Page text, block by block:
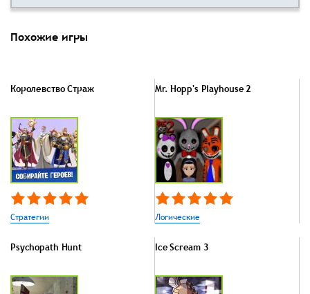
Похожие игры
Королевство Страж
Стратегии
Mr. Hopp's Playhouse 2
Логические
Psychopath Hunt Ice Scream 3